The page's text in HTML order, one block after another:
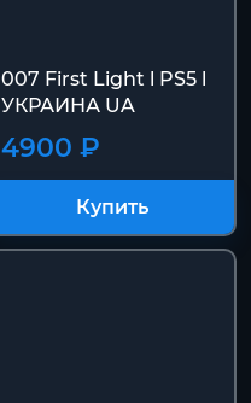
007 First Light l PS5 l
УКРАИНА UA
4900 ₽
Купить